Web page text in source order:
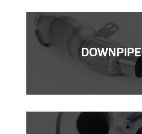
DOWNPIPE